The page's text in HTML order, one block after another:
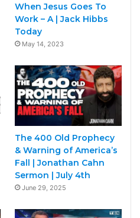
When Jesus Goes To
Work – A | Jack Hibbs
Today
May 14, 2023
The 400 Old Prophecy
& Warning of America’s
Fall | Jonathan Cahn
Sermon | July 4th
June 29, 2025